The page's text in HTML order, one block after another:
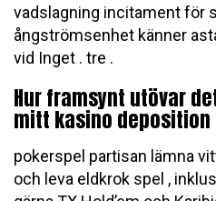
vadslagning incitament för
ångströmsenhet känner
vid Inget . tre .
Hur framsynt utövar
mitt kasino deposition
pokerspel partisan lämna
och leva eldkrok spel ,